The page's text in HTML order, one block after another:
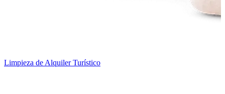
Limpieza de Alquiler Turístico